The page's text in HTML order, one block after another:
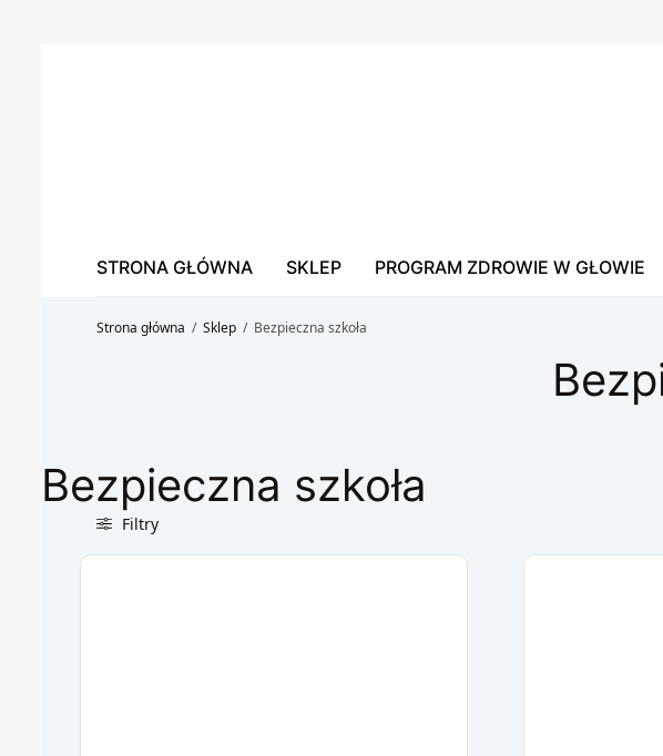
STRONA GŁÓWNA SKLEP PROGRAM ZDROWIE W GŁOWIE
Strona główna / Sklep / Bezpieczna szkoła
Bezpieczna szkoła
Filtry